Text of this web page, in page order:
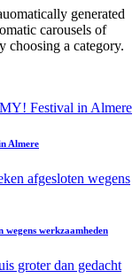
generated
carousels of
choosing a category.
Almere
werkzaamheden